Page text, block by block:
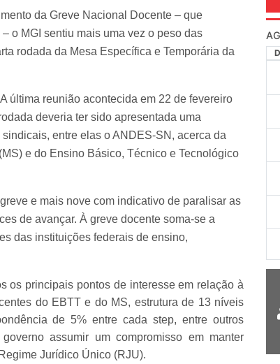
da Greve Nacional Docente – que
o MGI sentiu mais uma vez o peso das
rodada da Mesa Específica e Temporária da
última reunião acontecida em 22 de fevereiro
deveria ter sido apresentada uma
entre elas o ANDES-SN, acerca da
e do Ensino Básico, Técnico e Tecnológico
e mais nove com indicativo de paralisar as
de avançar. À greve docente soma-se a
das instituições federais de ensino,
os principais pontos de interesse em relação à
do EBTT e do MS, estrutura de 13 níveis
de 5% entre cada step, entre outros
assumir um compromisso em manter
Jurídico Único (RJU).